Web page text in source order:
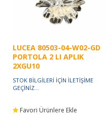
LUCEA 80503-04-W02-GD
PORTOLA 2 LI APLIK
2XGU10
STOK BİLGİLERİ İÇİN İLETİŞİME
GEÇİNİZ...
Favori Ürünlere Ekle